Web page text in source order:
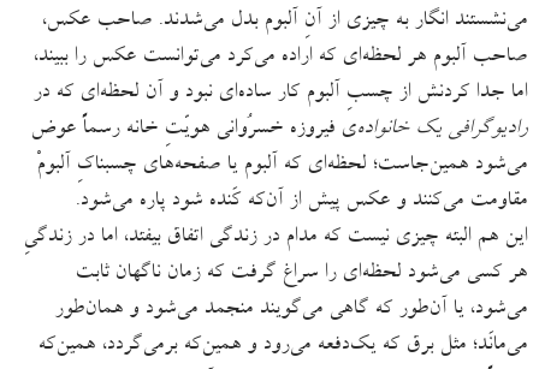
می‌نشستند انگار به چیزی از آنِ آلبوم بدل می‌شدند. صاحب عکس،
صاحب آلبوم هر لحظه‌ای که اراده می‌کرد می‌توانست عکس را ببیند،
اما جدا کردنش از چسبِ آلبوم کار ساده‌ای نبود و آن لحظه‌ای که در
رادیوگرافی یک خانواده‌ی فیروزه خسرُوانی هویّتِ خانه رسماً عوض
می‌شود همین‌جاست؛ لحظه‌ای که آلبوم یا صفحه‌های چسبناکِ آلبومْ
مقاومت می‌کنند و عکس پیش از آن‌که کَنده شود پاره می‌شود.
این هم البته چیزی نیست که مدام در زندگی اتفاق بیفتد، اما در زندگیِ
هر کسی می‌شود لحظه‌ای را سراغ گرفت که زمان ناگهان ثابت
می‌شود، یا آن‌طور که گاهی می‌گویند منجمد می‌شود و همان‌طور
می‌مانَد؛ مثل برق که یک‌دفعه می‌رود و همین‌که برمی‌گردد، همین‌که